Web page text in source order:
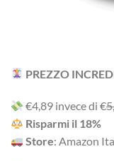
PREZZO
‎€4,89 i‎nv‎ec‎e ‎di‎ €
R‎is‎pa‎rm‎i ‎il‎ 18%
Store: Amazon